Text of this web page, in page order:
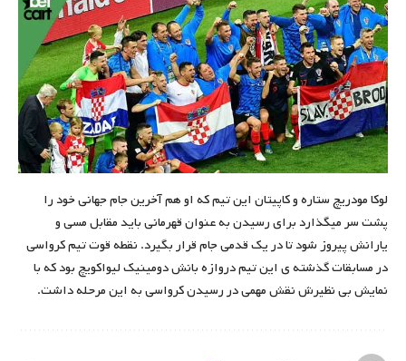
لوکا مودریچ ستاره و کاپیتان این تیم که او هم آخرین جام جهانی خود را
پشت سر میگذارد برای رسیدن به عنوان قهرمانی باید مقابل مسی و
یارانش پیروز شود تا در یک قدمی جام قرار بگیرد. نقطه قوت تیم کرواسی
در مسابقات گذشته ی این تیم دروازه بانش دومینیک لیواکویچ بود که با
نمایش بی نظیرش نقش مهمی در رسیدن کرواسی به این مرحله داشت.